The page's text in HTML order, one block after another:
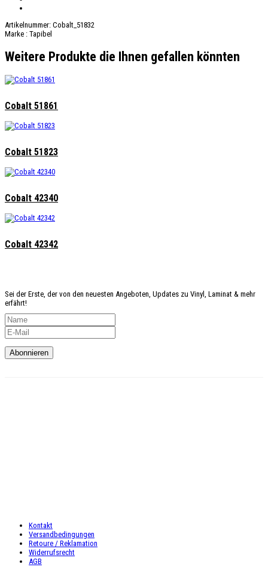
Artikelnummer: Cobalt_51832
Marke : Tapibel
Weitere Produkte die Ihnen gefallen könnten
Cobalt 51861
Cobalt 51823
Cobalt 42340
Cobalt 42342
Sei der Erste, der von den neuesten Angeboten, Updates zu Vinyl, Laminat & mehr
erfährt!
Kontakt
Versandbedingungen
Retoure / Reklamation
Widerrufsrecht
AGB